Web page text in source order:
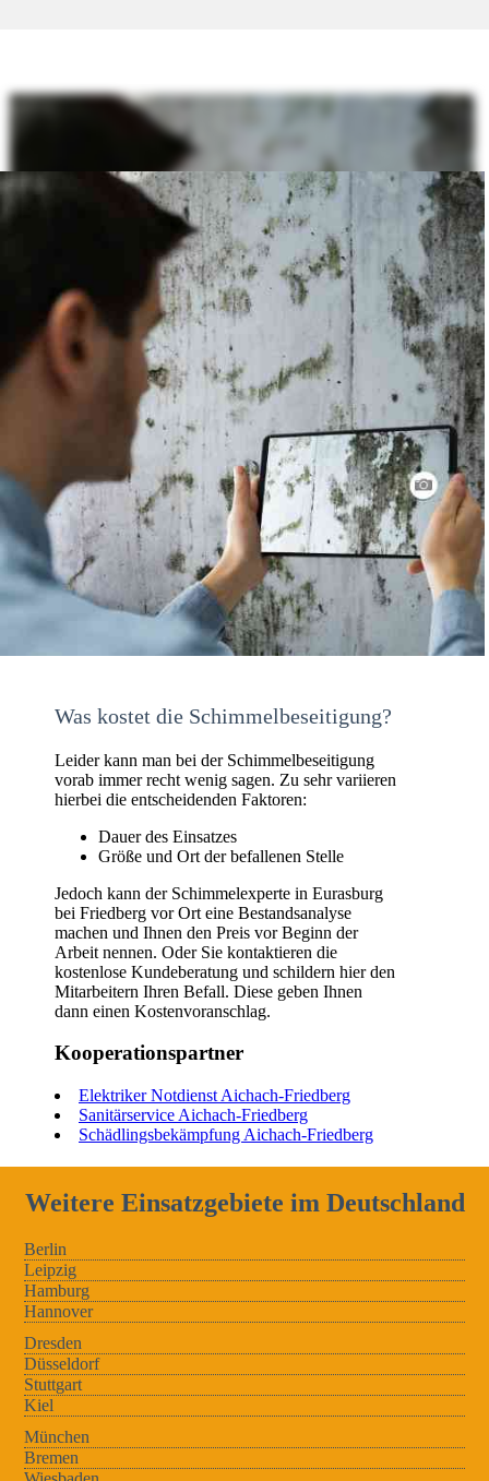
Was kostet die Schimmelbeseitigung?
Leider kann man bei der Schimmelbeseitigung
vorab immer recht wenig sagen. Zu sehr variieren
hierbei die entscheidenden Faktoren:
Dauer des Einsatzes
Größe und Ort der befallenen Stelle
Jedoch kann der Schimmelexperte in Eurasburg
bei Friedberg vor Ort eine Bestandsanalyse
machen und Ihnen den Preis vor Beginn der
Arbeit nennen. Oder Sie kontaktieren die
kostenlose Kundeberatung und schildern hier den
Mitarbeitern Ihren Befall. Diese geben Ihnen
dann einen Kostenvoranschlag.
Kooperationspartner
Elektriker Notdienst Aichach-Friedberg
Sanitärservice Aichach-Friedberg
Schädlingsbekämpfung Aichach-Friedberg
Weitere Einsatzgebiete im Deutschland
Berlin
Leipzig
Hamburg
Hannover
Dresden
Düsseldorf
Stuttgart
Kiel
München
Bremen